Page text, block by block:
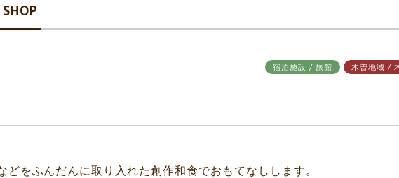
宿泊施設 / 旅館 木曽地域 /
どをふんだんに取り入れた創作和食でおもてなしします。